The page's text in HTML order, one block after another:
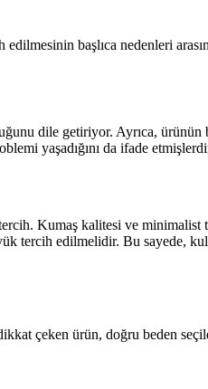
başlıca nedenleri
dile getiriyor. Ayrıca, ürünün
yaşadığını da ifade
Kumaş kalitesi ve minimalist
tercih edilmelidir. Bu sayede,
çeken ürün, doğru beden